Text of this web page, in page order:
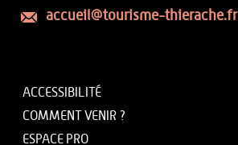
accueil@tourisme-thierache.fr
ACCESSIBILITÉ
COMMENT VENIR ?
ESPACE PRO